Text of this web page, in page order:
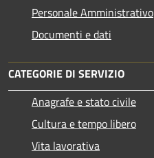
Personale Amministrativo
Documenti e dati
CATEGORIE DI SERVIZIO
Anagrafe e stato civile
Cultura e tempo libero
Vita lavorativa